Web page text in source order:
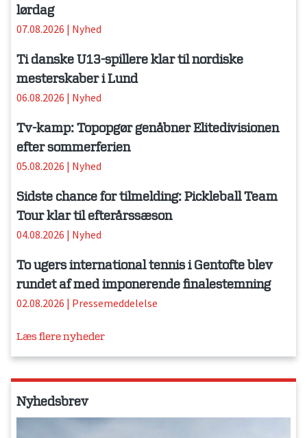
lørdag
07.08.2026 | Nyhed
Ti danske U13-spillere klar til nordiske
mesterskaber i Lund
06.08.2026 | Nyhed
Tv-kamp: Topopgør genåbner Elitedivisionen
efter sommerferien
05.08.2026 | Nyhed
Sidste chance for tilmelding: Pickleball Team
Tour klar til efterårssæson
04.08.2026 | Nyhed
To ugers international tennis i Gentofte blev
rundet af med imponerende finalestemning
02.08.2026 | Pressemeddelelse
Læs flere nyheder
Nyhedsbrev